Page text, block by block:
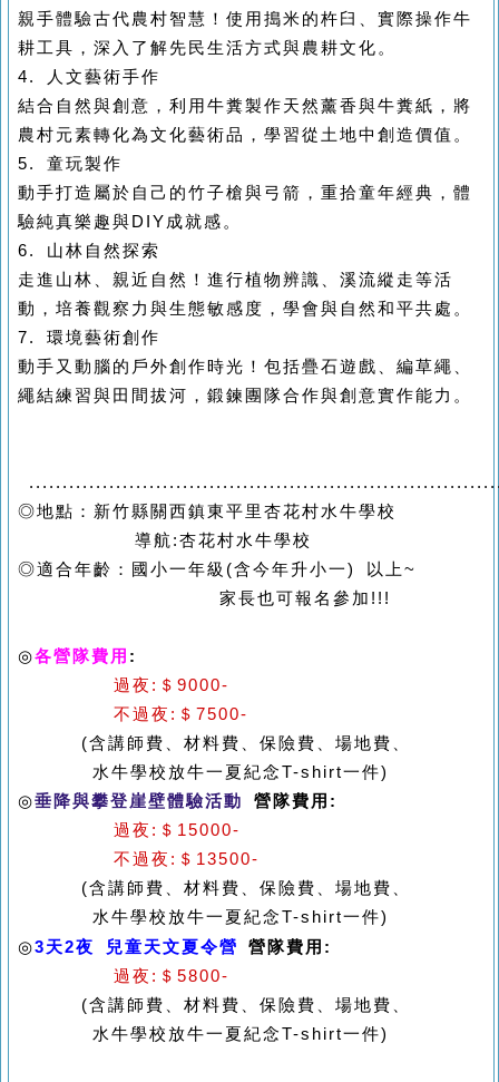
親手體驗古代農村智慧！使用搗米的杵臼、實際操作牛
耕工具，深入了解先民生活方式與農耕文化。
4. 人文藝術手作
結合自然與創意，利用牛糞製作天然薰香與牛糞紙，將
農村元素轉化為文化藝術品，學習從土地中創造價值。
5. 童玩製作
動手打造屬於自己的竹子槍與弓箭，重拾童年經典，體
驗純真樂趣與DIY成就感。
6. 山林自然探索
走進山林、親近自然！進行植物辨識、溪流縱走等活
動，培養觀察力與生態敏感度，學會與自然和平共處。
7. 環境藝術創作
動手又動腦的戶外創作時光！包括疊石遊戲、編草繩、
繩結練習與田間拔河，鍛鍊團隊合作與創意實作能力。
◎地點：新竹縣關西鎮東平里杏花村水牛學校
導航:杏花村水牛學校
◎適合年齡：國小一年級(含今年升小一) 以上~
家長也可報名參加!!!
◎各營隊費用 :
過夜:＄9000-
不過夜:＄7500-
(含講師費、材料費、保險費、場地費、
水牛學校放牛一夏紀念T-shirt一件)
◎垂降與攀登崖壁體驗活動
營隊費用:
過夜:＄15000-
不過夜:＄13500-
(含講師費、材料費、保險費、場地費、
水牛學校放牛一夏紀念T-shirt一件)
◎3天2夜 兒童天文夏令營 營隊費用:
過夜:＄5800-
(含講師費、材料費、保險費、場地費、
水牛學校放牛一夏紀念T-shirt一件)